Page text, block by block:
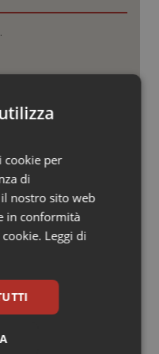
medici di
il rischio di
terapeutiche
più vicino ai
cookie per
di
nostro sito web
in conformità
Leggi di